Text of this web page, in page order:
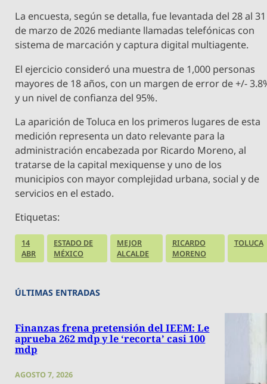
La encuesta, según se detalla, fue levantada del 28 al 31
de marzo de 2026 mediante llamadas telefónicas con
sistema de marcación y captura digital multiagente.
El ejercicio consideró una muestra de 1,000 personas
mayores de 18 años, con un margen de error de +/-
y un nivel de confianza del 95%.
La aparición de Toluca en los primeros lugares de esta
medición representa un dato relevante para la
administración encabezada por Ricardo Moreno, al
tratarse de la capital mexiquense y uno de los
municipios con mayor complejidad urbana, social y de
servicios en el estado.
Etiquetas:
14
ABR
ESTADO DE
MÉXICO
MEJOR
ALCALDE
RICARDO
MORENO
TOLUCA
ÚLTIMAS ENTRADAS
Finanzas frena pretensión del IEEM: Le
aprueba 262 mdp y le ‘recorta’ casi 100
mdp
AGOSTO 7, 2026